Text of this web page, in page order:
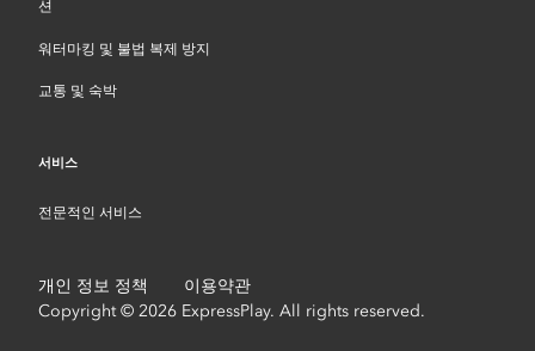
션
워터마킹 및 불법 복제 방지
교통 및 숙박
서비스
전문적인 서비스
개인 정보 정책
이용약관
Copyright © 2026 ExpressPlay. All rights reserved.